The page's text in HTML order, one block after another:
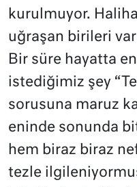
kurulmuyor.
uğraşan birileri
Bir süre hayatta
istediğimiz şey
sorusuna maruz
eninde sonunda
hem biraz biraz
tezle